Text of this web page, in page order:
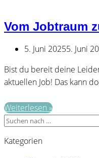
Vom Jobtraum
5. Juni 20255. Juni
Bist du bereit deine
aktuellen Job! Das kann
Weiterlesen »Vom
Suchen
Kategorien